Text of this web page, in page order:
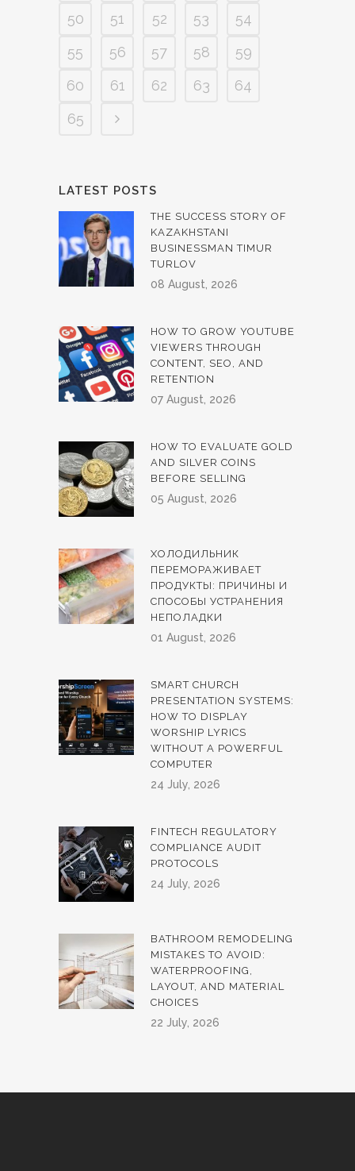
50
51 52 53
54
55
56 57 58
59
60
61 62 63
64
65
LATEST POSTS
THE SUCCESS STORY OF
KAZAKHSTANI
BUSINESSMAN TIMUR
TURLOV
08 August, 2026
HOW TO GROW YOUTUBE
VIEWERS THROUGH
CONTENT, SEO, AND
RETENTION
07 August, 2026
HOW TO EVALUATE GOLD
AND SILVER COINS
BEFORE SELLING
05 August, 2026
ХОЛОДИЛЬНИК
ПЕРЕМОРАЖИВАЕТ
ПРОДУКТЫ: ПРИЧИНЫ И
СПОСОБЫ УСТРАНЕНИЯ
НЕПОЛАДКИ
01 August, 2026
SMART CHURCH
PRESENTATION SYSTEMS:
HOW TO DISPLAY
WORSHIP LYRICS
WITHOUT A POWERFUL
COMPUTER
24 July, 2026
FINTECH REGULATORY
COMPLIANCE AUDIT
PROTOCOLS
24 July, 2026
BATHROOM REMODELING
MISTAKES TO AVOID:
WATERPROOFING,
LAYOUT, AND MATERIAL
CHOICES
22 July, 2026